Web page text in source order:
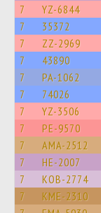
7 YZ-6844
7 35372
7 ZZ-2969
7 43890
7 PA-1062
7 74026
7 YZ-3506
7 PE-9570
7 AMA-2512
7 HE-2007
7 KOB-2774
7 KME-2310